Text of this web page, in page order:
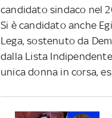
candidato sindaco nel
Si è candidato anche
Lega, sostenuto da
dalla Lista
unica donna in corsa,